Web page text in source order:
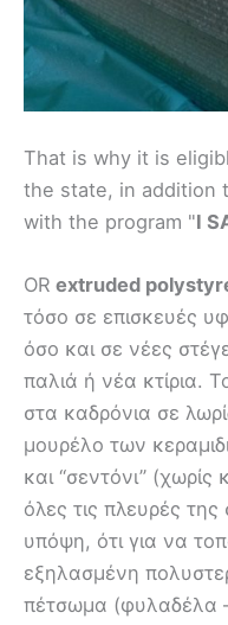
That is why it is
the state, in addition
with the program "I
OR extruded
τόσο σε επισκευές
όσο και σε νέες
παλιά ή νέα κτίρια.
στα καδρόνια σε
μουρέλο των
και “σεντόνι”
όλες τις πλευρές
υπόψη, ότι για να
εξηλασμένη
πέτσωμα (φυλαδέλα